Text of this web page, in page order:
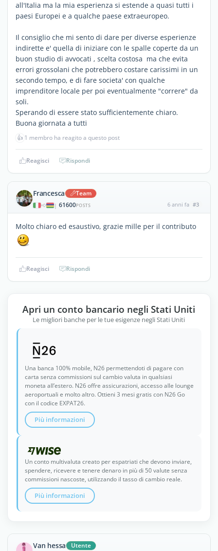
all'Italia ma la mia esperienza si estende a quasi tutti i
paesi Europei e a qualche paese extraeuropeo.
Il consiglio che mi sento di dare per diverse esperienze
indirette e' quella di iniziare con le spalle coperte da un
buon studio di avvocati , scelta costosa ma che evita
errori grossolani che potrebbero costare carissimi in un
secondo tempo, e di fare societa' con qualche
imprenditore locale per poi eventualmente "correre" da
soli.
Sperando di essere stato sufficientemente chiaro.
Buona giornata a tutti
👍 1 membro ha reagito a questo post
Reagisci Rispondi
Francesca Team
| 61600POSTS 6 anni fa #3
Molto chiaro ed esaustivo, grazie mille per il contributo
Reagisci Rispondi
Apri un conto bancario negli Stati Uniti
Le migliori banche per le tue esigenze negli Stati Uniti
Una banca 100% mobile, N26 permettendoti di pagare con
carta senza commissioni sul cambio valuta in qualsiasi
moneta all’estero. N26 offre assicurazioni, accesso alle lounge
aeroportuali e molto altro. Ottieni 3 mesi gratis con N26 Go
con il codice EXPAT26.
Più informazioni
Un conto multivaluta creato per espatriati che devono inviare,
spendere, ricevere e tenere denaro in più di 50 valute senza
commissioni nascoste, utilizzando il tasso di cambio reale.
Più informazioni
Van hessa Utente